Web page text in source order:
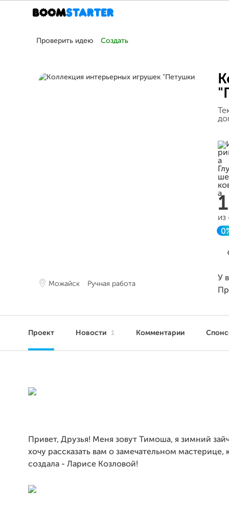
Проверить идею Создать
Можайск Ручная работа
из
У
Проект Новости 1 Комментарии
Привет, Друзья! Меня зовут Тимоша, я зимний
хочу рассказать вам о замечательном мастерице,
создала - Ларисе Козловой!